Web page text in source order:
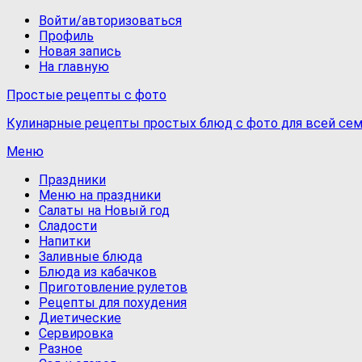
Войти/авторизоваться
Профиль
Новая запись
На главную
Простые рецепты с фото
Кулинарные рецепты простых блюд с фото для всей
Меню
Праздники
Меню на праздники
Салаты на Новый год
Сладости
Напитки
Заливные блюда
Блюда из кабачков
Приготовление рулетов
Рецепты для похудения
Диетические
Сервировка
Разное